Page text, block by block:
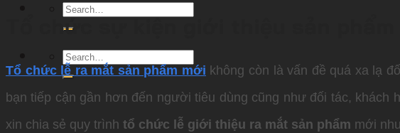
Tổ chức sự kiện giới thiệu sản phẩm
Tổ chức lễ ra mắt sản phẩm mới không còn là vấn đề quá xa lạ
bạn tiếp cận gần hơn đến người tiêu dùng cũng như đối tác,
xin chia sẻ quy trình tổ chức lễ giới thiệu ra mắt sản phẩm mới